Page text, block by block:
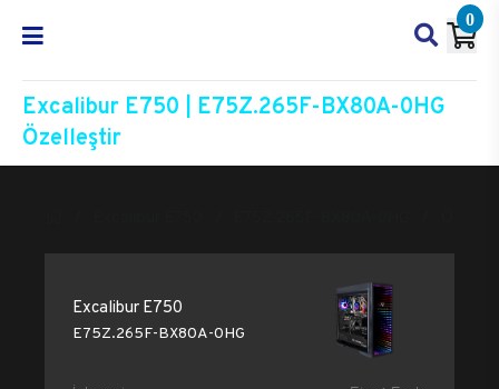
0
Excalibur E750 | E75Z.265F-BX80A-0HG
Özelleştir
Excalibur E750
E75Z.265F-BX80A-0HG